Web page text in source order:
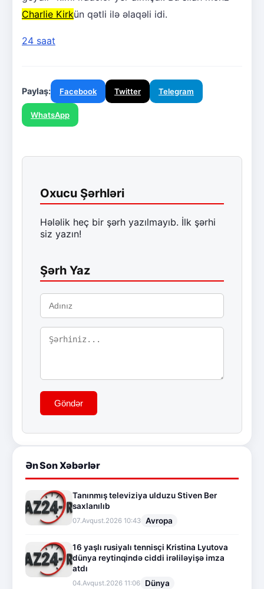
Charlie Kirkün qətli ilə əlaqəli idi.
24 saat
Paylaş: Facebook Twitter Telegram
WhatsApp
Oxucu Şərhləri
Hələlik heç bir şərh yazılmayıb. İlk şərhi
siz yazın!
Şərh Yaz
Göndər
Ən Son Xəbərlər
Tanınmış televiziya ulduzu Stiven Ber
saxlanılıb
07.Avqust.2026 10:43 Avropa
16 yaşlı rusiyalı tennisçi Kristina Lyutova
dünya reytinqində ciddi irəliləyişə imza
atdı
04.Avqust.2026 11:06 Dünya